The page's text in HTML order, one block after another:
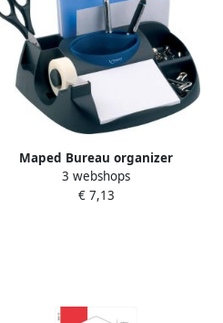
Maped Bureau organizer
Essentials Green Maxi met 8
vakken zwart
3 webshops
€ 7,13